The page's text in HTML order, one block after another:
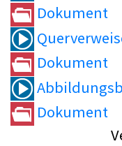
Dokument
Dokument
Dokument